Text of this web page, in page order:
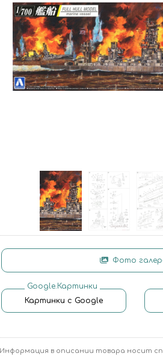
Фото
Google.Картинки
Картинки с Google
Информация в описании товара носит